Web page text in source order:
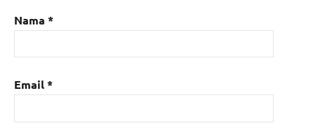
Nama *
Email*